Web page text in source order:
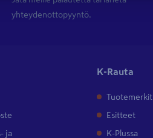
yhteydenottopyyntö.
ja
K-Rauta
Tuotemerkit
Esitteet
K-Plussa